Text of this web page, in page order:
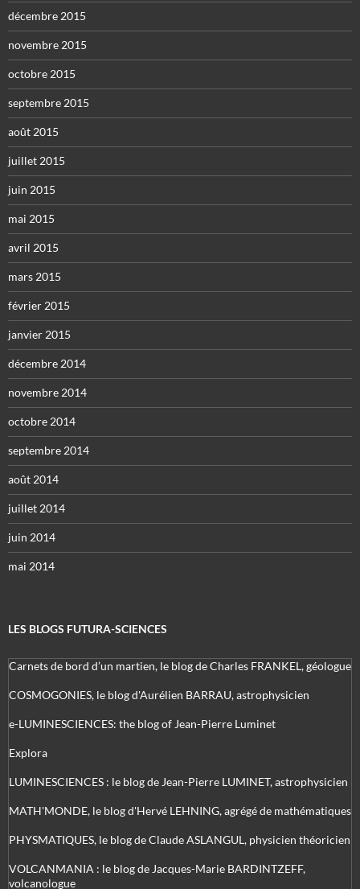
décembre 2015
novembre 2015
octobre 2015
septembre 2015
août 2015
juillet 2015
juin 2015
mai 2015
avril 2015
mars 2015
février 2015
janvier 2015
décembre 2014
novembre 2014
octobre 2014
septembre 2014
août 2014
juillet 2014
juin 2014
mai 2014
LES BLOGS FUTURA-SCIENCES
Carnets de bord d’un martien, le blog de Charles FRANKEL, géologue
COSMOGONIES, le blog d'Aurélien BARRAU, astrophysicien
e-LUMINESCIENCES: the blog of Jean-Pierre Luminet
Explora
LUMINESCIENCES : le blog de Jean-Pierre LUMINET, astrophysicien
MATH'MONDE, le blog d'Hervé LEHNING, agrégé de mathématiques
PHYSMATIQUES, le blog de Claude ASLANGUL, physicien théoricien
VOLCANMANIA : le blog de Jacques-Marie BARDINTZEFF,
volcanologue